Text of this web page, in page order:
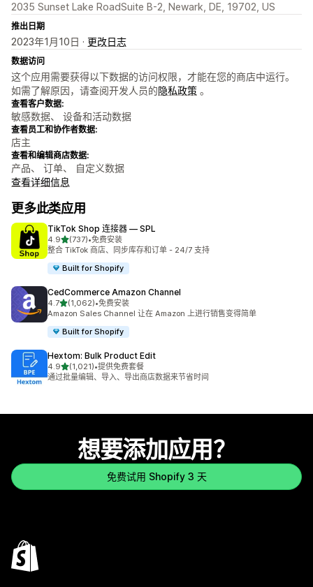
2035 Sunset Lake RoadSuite B-2, Newark, DE, 19702, US
推出日期
2023年1月10日 · 更改日志
数据访问
这个应用需要获得以下数据的访问权限，才能在您的商店中运行。
如需了解原因，请查阅开发人员的隐私政策 。
查看客户数据:
敏感数据、 设备和活动数据
查看员工和协作者数据:
店主
查看和编辑商店数据:
产品、 订单、 自定义数据
查看详细信息
更多此类应用
TikTok Shop 连接器 — SPL
4.9星（满分 5 星）
(737)
总共 737 条评论
•免费安装
整合 TikTok 商店、同步库存和订单 - 24/7 支持
Built for Shopify
CedCommerce Amazon Channel
4.7星（满分 5 星）
(1,062)
总共 1062 条评论
•免费安装
Amazon Sales Channel 让在 Amazon 上进行销售变得简单
Built for Shopify
Hextom: Bulk Product Edit
4.9星（满分 5 星）
(1,021)
总共 1021 条评论
•提供免费套餐
通过批量编辑、导入、导出商店数据来节省时间
想要添加应用？
免费试用 Shopify 3 天